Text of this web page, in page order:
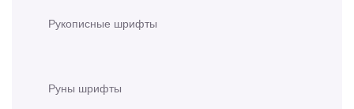
Рукописные шрифты
Руны шрифты